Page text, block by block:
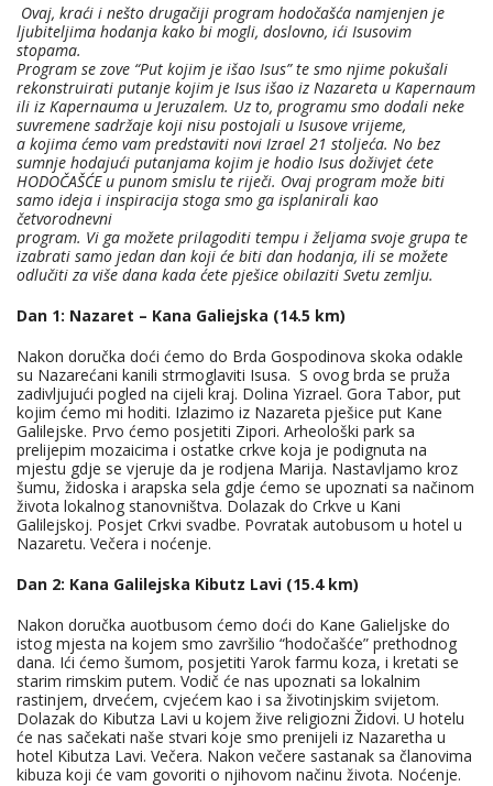
Ovaj, kraći i nešto drugačiji program hodočašća namjenjen je
ljubiteljima hodanja kako bi mogli, doslovno, ići Isusovim
stopama.
Program se zove “Put kojim je išao Isus” te smo njime pokušali
rekonstruirati putanje kojim je Isus išao iz Nazareta u Kapernaum
ili iz Kapernauma u Jeruzalem. Uz to, programu smo dodali neke
suvremene sadržaje koji nisu postojali u Isusove vrijeme,
a kojima ćemo vam predstaviti novi Izrael 21 stoljeća. No bez
sumnje hodajući putanjama kojim je hodio Isus doživjet ćete
HODOČAŠĆE u punom smislu te riječi. Ovaj program može biti
samo ideja i inspiracija stoga smo ga isplanirali kao
četvorodnevni
program. Vi ga možete prilagoditi tempu i željama svoje grupa te
izabrati samo jedan dan koji će biti dan hodanja, ili se možete
odlučiti za više dana kada ćete pješice obilaziti Svetu zemlju.
Dan 1: Nazaret – Kana Galiejska (14.5 km)
Nakon doručka doći ćemo do Brda Gospodinova skoka odakle
su Nazarećani kanili strmoglaviti Isusa. S ovog brda se pruža
zadivljujući pogled na cijeli kraj. Dolina Yizrael. Gora Tabor, put
kojim ćemo mi hoditi. Izlazimo iz Nazareta pješice put Kane
Galilejske. Prvo ćemo posjetiti Zipori. Arheološki park sa
prelijepim mozaicima i ostatke crkve koja je podignuta na
mjestu gdje se vjeruje da je rodjena Marija. Nastavljamo kroz
šumu, židoska i arapska sela gdje ćemo se upoznati sa načinom
života lokalnog stanovništva. Dolazak do Crkve u Kani
Galilejskoj. Posjet Crkvi svadbe. Povratak autobusom u hotel u
Nazaretu. Večera i noćenje.
Dan 2: Kana Galilejska Kibutz Lavi (15.4 km)
Nakon doručka auotbusom ćemo doći do Kane Galieljske do
istog mjesta na kojem smo završilio “hodočašće” prethodnog
dana. Ići ćemo šumom, posjetiti Yarok farmu koza, i kretati se
starim rimskim putem. Vodič će nas upoznati sa lokalnim
rastinjem, drvećem, cvjećem kao i sa životinjskim svijetom.
Dolazak do Kibutza Lavi u kojem žive religiozni Židovi. U hotelu
će nas sačekati naše stvari koje smo prenijeli iz Nazaretha u
hotel Kibutza Lavi. Večera. Nakon večere sastanak sa članovima
kibuza koji će vam govoriti o njihovom načinu života. Noćenje.